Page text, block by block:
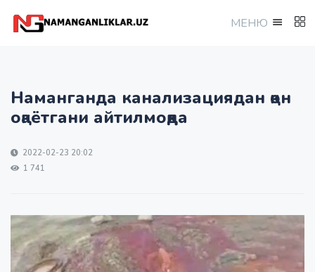
МEНЮ
Наманганда канализациядан қон
оқаётгани айтилмоқда
2022-02-23 20:02
1 741